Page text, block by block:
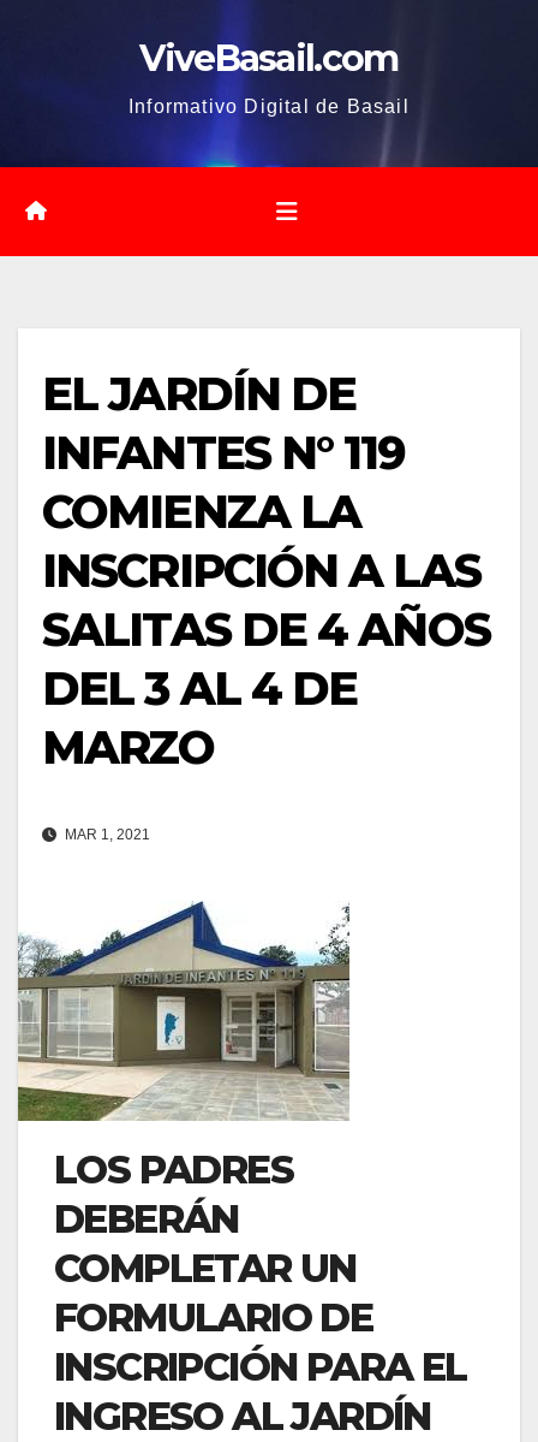
ViveBasail.com
Informativo Digital de Basail
EL JARDÍN DE
INFANTES N° 119
COMIENZA LA
INSCRIPCIÓN A LAS
SALITAS DE 4 AÑOS
DEL 3 AL 4 DE
MARZO
MAR 1, 2021
LOS PADRES
DEBERÁN
COMPLETAR UN
FORMULARIO DE
INSCRIPCIÓN PARA EL
INGRESO AL JARDÍN